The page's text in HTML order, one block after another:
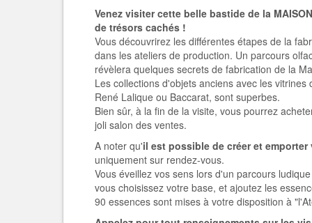
Venez visiter cette belle bastide de la
de trésors cachés !
Vous découvrirez les différentes étapes de la
dans les ateliers de production. Un parcours
révèlera quelques secrets de fabrication de la
Les collections d'objets anciens avec les
René Lalique ou Baccarat, sont superbes.
Bien sûr, à la fin de la visite, vous pourrez
joli salon des ventes.
A noter qu'il est possible de créer et emporter
uniquement sur rendez-vous.
Vous éveillez vos sens lors d'un parcours
vous choisissez votre base, et ajoutez les
90 essences sont mises à votre disposition à